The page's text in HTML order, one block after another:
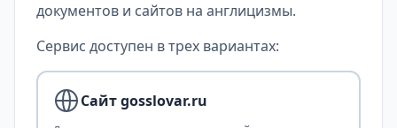
документов и сайтов на англицизмы.
Сервис доступен в трех вариантах:
Сайт gosslovar.ru